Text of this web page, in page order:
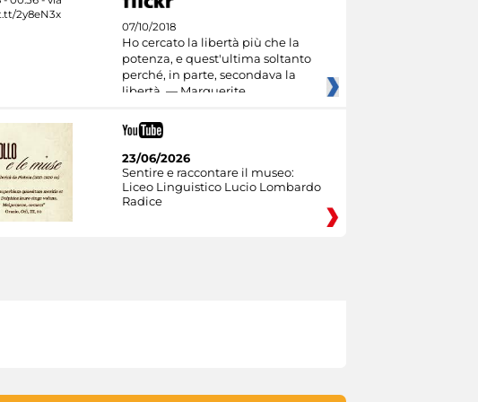
07/10/2018
Ho cercato la libertà più che la
potenza, e quest'ultima soltanto
perché, in parte, secondava la
libertà. — Marguerite
23/06/2026
Sentire e raccontare il museo:
Liceo Linguistico Lucio Lombardo
Radice